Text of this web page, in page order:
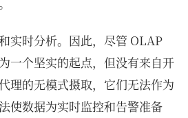
实时分析。因此，尽管 OLAP
一个坚实的起点，但没有来自开
理的无模式摄取，它们无法作为
使数据为实时监控和告警准备